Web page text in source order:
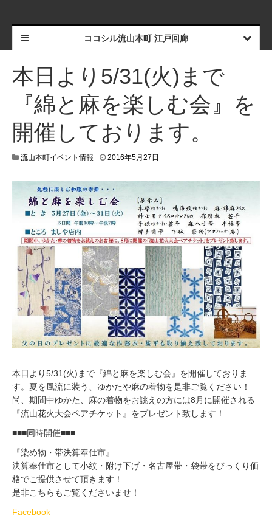
ココシル流山本町 江戸回廊
本日より5/31(火)まで
『綿と麻を楽しむ会』を
開催しております。
流山本町イベント情報 2016年5月27日
本日より5/31(火)まで『綿と麻を楽しむ会』を開催しておりま
す。夏を風流に装う、ゆかたや麻の着物を是非ご覧ください！
尚、期間中ゆかた、麻の着物をお誂えの方には8月に開催される
『流山花火大会ペアチケット』をプレゼント致します！
■■■同時開催■■■
『染め物・帯決算奉仕市』
決算奉仕市として小紋・附け下げ・名古屋帯・袋帯をびっくり価
格でご提供させて頂きます！
是非こちらもご覧くださいませ！
Facebook